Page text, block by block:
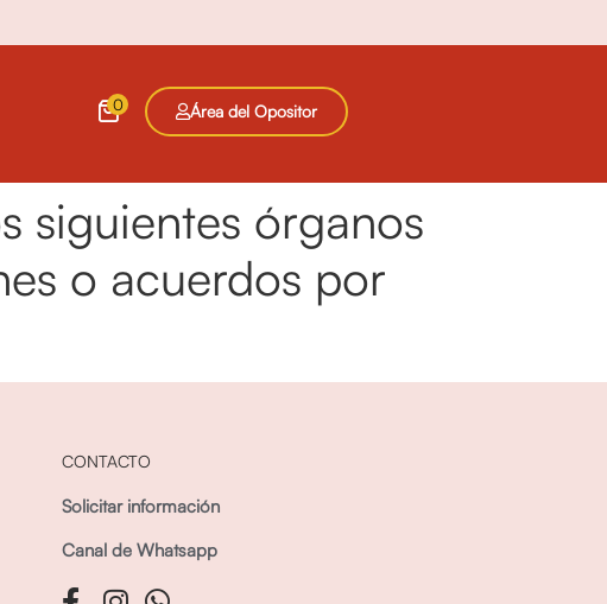
0 Área del Opositor
siguientes órganos
o acuerdos por
CONTACTO
Solicitar información
Canal de Whatsapp